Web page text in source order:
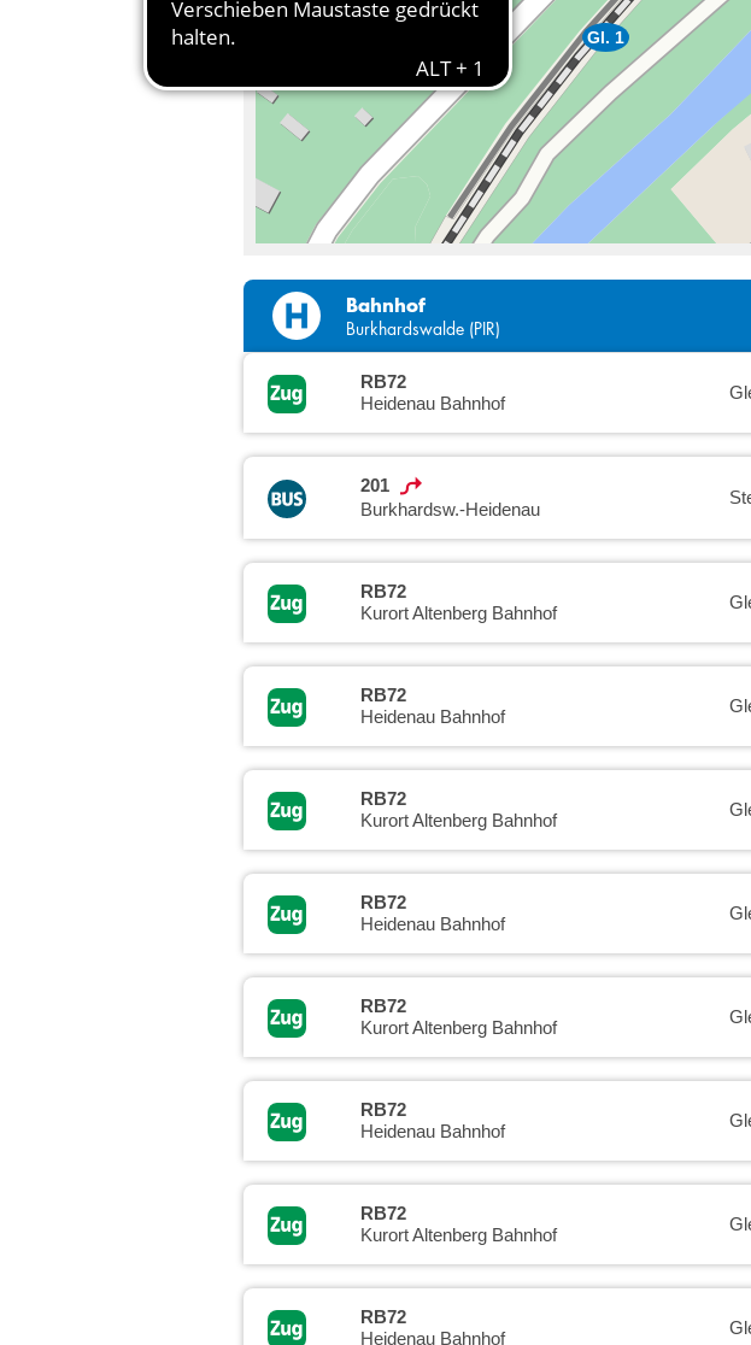
Gl. 1
Bahnhof
Burkhardswalde (PIR)
RB72
Heidenau Bahnhof
201
Burkhardsw.-Heidenau
RB72
Kurort Altenberg Bahnhof
RB72
Heidenau Bahnhof
RB72
Kurort Altenberg Bahnhof
RB72
Heidenau Bahnhof
RB72
Kurort Altenberg Bahnhof
RB72
Heidenau Bahnhof
RB72
Kurort Altenberg Bahnhof
RB72
Heidenau Bahnhof